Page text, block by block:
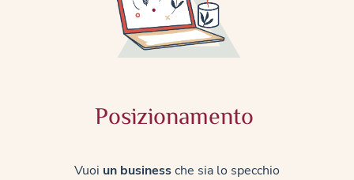
Posizionamento
Vuoi un businessche sia lo specchio